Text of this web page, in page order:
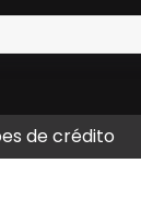
de R$ 300,00
de crédito
boleto